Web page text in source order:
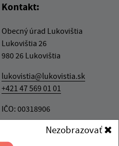
Nezobrazovať
Kontakt:
Obecný úrad Lukovištia
Lukovištia 26
980 26 Lukovištia
lukovistia@lukovistia.sk
+421 47 569 01 01
IČO: 00318906